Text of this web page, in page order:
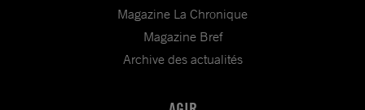
Magazine La Chronique
Magazine Bref
Archive des actualités